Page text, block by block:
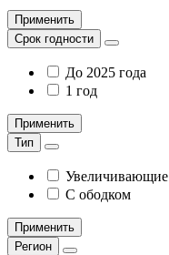
Применить
Срок годности
До 2025 года
1 год
Применить
Тип
Увеличивающие
С ободком
Применить
Регион